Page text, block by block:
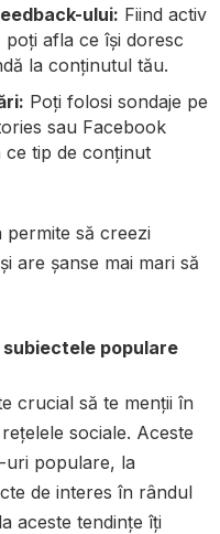
ului: Fiind activ
afla ce își doresc
la conținutul tău.
Poți folosi sondaje pe
sau Facebook
tip de conținut
permite să creezi
are șanse mai mari să
populare
crucial să te menții în
sociale. Aceste
uri populare, la
de interes în rândul
aceste tendințe îți